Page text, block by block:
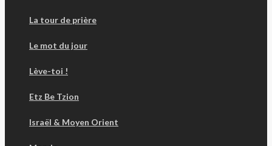
La tour de prière
Le mot du jour
Lève-toi !
Etz Be Tzion
Israël & Moyen Orient